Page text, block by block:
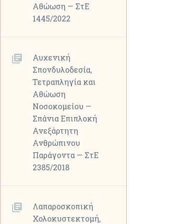
Αθώωση — ΣτΕ
1445/2022
Αυχενική
Σπονδυλοδεσία,
Τετραπληγία και
Αθώωση
Νοσοκομείου —
Σπάνια Επιπλοκή
Ανεξάρτητη
Ανθρώπινου
Παράγοντα — ΣτΕ
2385/2018
Λαπαροσκοπική
Χολοκυστεκτομή,